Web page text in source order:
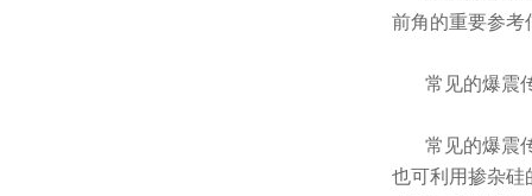
前角的重要参考
常见的爆震
常见的爆震
也可利用掺杂硅